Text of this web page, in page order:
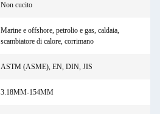
Non cucito
Marine e offshore, petrolio e gas, caldaia,
scambiatore di calore, corrimano
ASTM (ASME), EN, DIN, JIS
3.18MM-154MM